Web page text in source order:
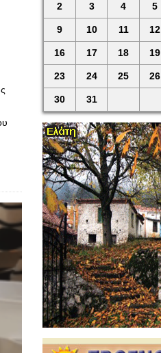
2 3 4 5
9 10 11 12
16 17 18 19
23 24 25 26
30 31